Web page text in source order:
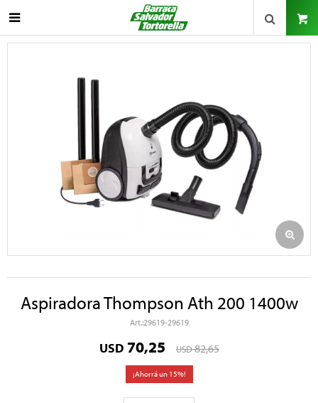

Aspiradora Thompson Ath 200 1400w
29619-29619
USD 70,25 USD82,65
15